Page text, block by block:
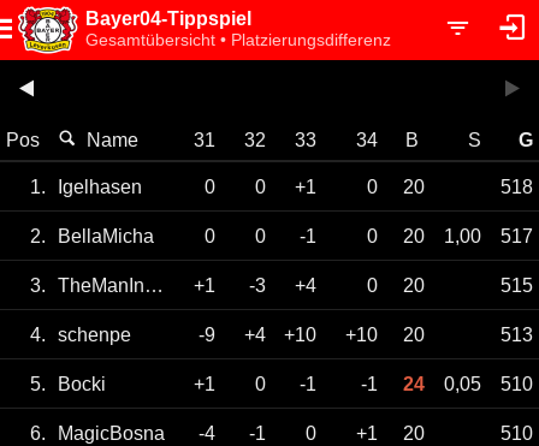
Bayer04-Tippspiel
Gesamtübersicht • Platzierungsdifferenz
Pos Name 31 32 33 34 B S G
1. Igelhasen 0 0 +1 0 20 518
2. BellaMicha 0 0 -1 0 20 1,00 517
3. TheManInTheSuit +1 -3 +4 0 20 515
4. schenpe -9 +4 +10 +10 20 513
5. Bocki +1 0 -1 -1 24 0,05 510
6. MagicBosna -4 -1 0 +1 20 510